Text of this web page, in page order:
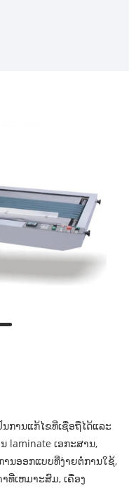
ການແກ້ໄຂທີ່ເຊື່ອຖືໄດ້ແລະ
laminate ເອກະສານ,
ນອອກແບບທີ່ງ່າຍຕໍ່ການໃຊ້,
ທີ່ເຫມາະສົມ, ເຄື່ອງ